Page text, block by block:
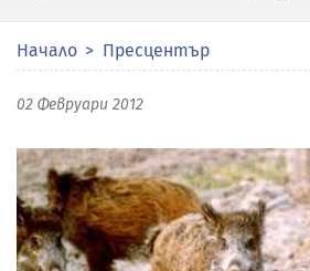
Начало Пресцентър
02 Февруари 2012